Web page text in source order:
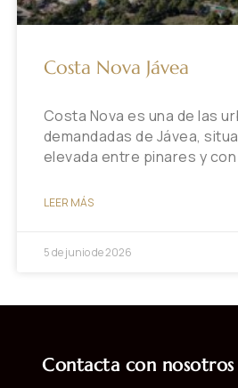
Costa Nova Jávea
Costa Nova es una de las
demandadas de Jávea,
elevada entre pinares y con
LEER MÁS
5 de junio de 2026
Contacta con nosotros